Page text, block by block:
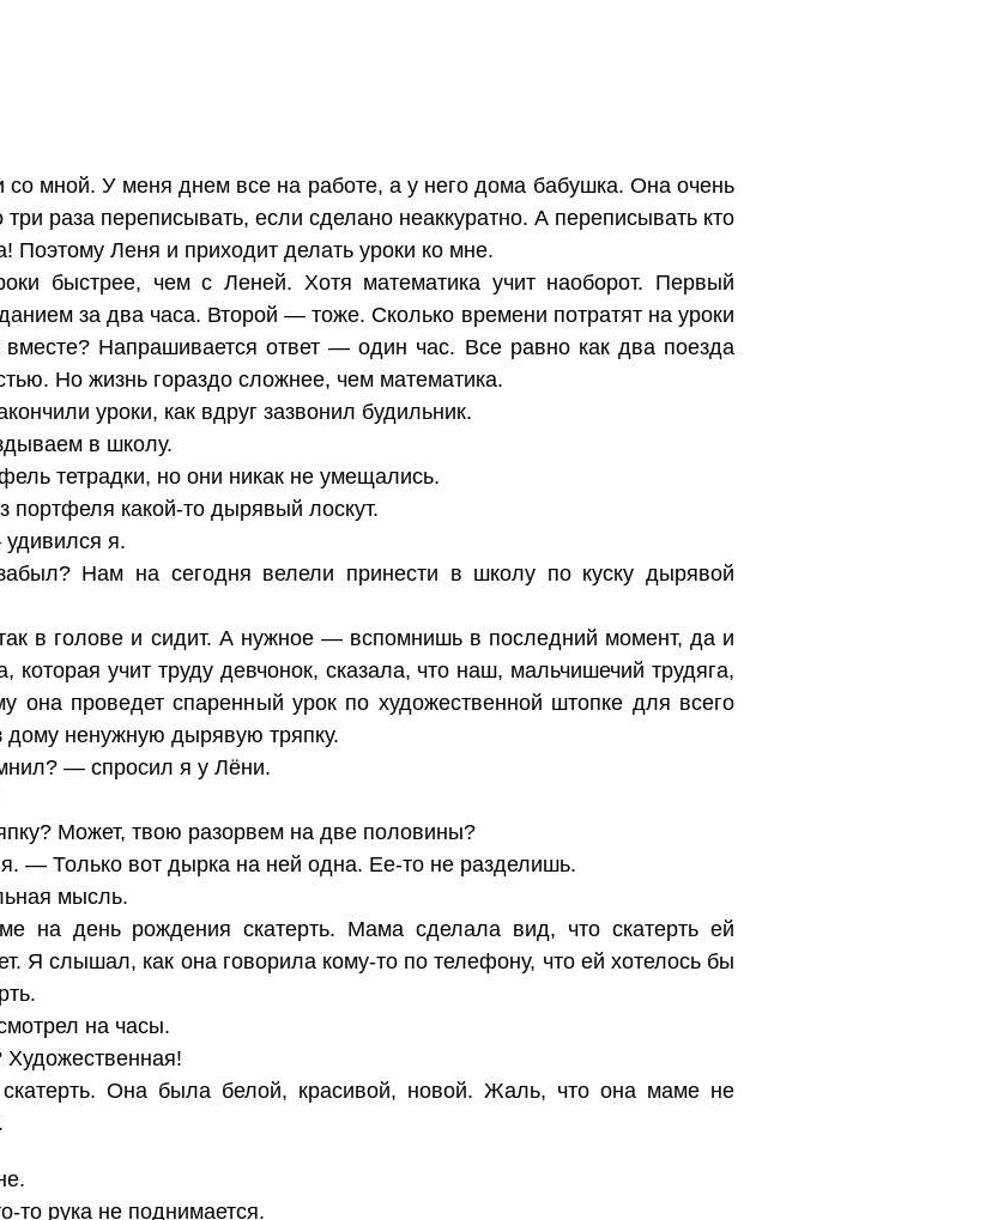
со мной. У меня днем все на работе, а у него дома бабушка. Она очень
раза переписывать, если сделано неаккуратно. А переписывать кто
Поэтому Леня и приходит делать уроки ко мне.
быстрее, чем с Леней. Хотя математика учит наоборот. Первый
за два часа. Второй — тоже. Сколько времени потратят на уроки
вместе? Напрашивается ответ — один час. Все равно как два поезда
Но жизнь гораздо сложнее, чем математика.
уроки, как вдруг зазвонил будильник.
в школу.
тетрадки, но они никак не умещались.
какой-то дырявый лоскут.
я.
Нам на сегодня велели принести в школу по куску дырявой
в голове и сидит. А нужное — вспомнишь в последний момент, да и
учит труду девчонок, сказала, что наш, мальчишечий трудяга,
она проведет спаренный урок по художественной штопке для всего
дому ненужную дырявую тряпку.
— спросил я у Лёни.
Может, твою разорвем на две половины?
Только вот дырка на ней одна. Ее-то не разделишь.
мысль.
на день рождения скатерть. Мама сделала вид, что скатерть ей
Я слышал, как она говорила кому-то по телефону, что ей хотелось бы
на часы.
Художественная!
Она была белой, красивой, новой. Жаль, что она маме не
то рука не поднимается.